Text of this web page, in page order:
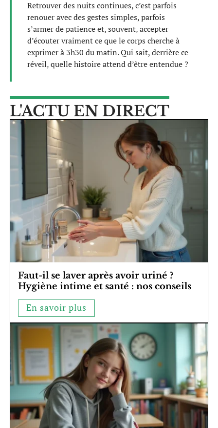
Retrouver des nuits continues, c’est parfois
renouer avec des gestes simples, parfois
s’armer de patience et, souvent, accepter
d’écouter vraiment ce que le corps cherche à
exprimer à 3h30 du matin. Qui sait, derrière ce
réveil, quelle histoire attend d’être entendue ?
L'ACTU EN DIRECT
Faut-il se laver après avoir uriné ?
Hygiène intime et santé : nos conseils
En savoir plus